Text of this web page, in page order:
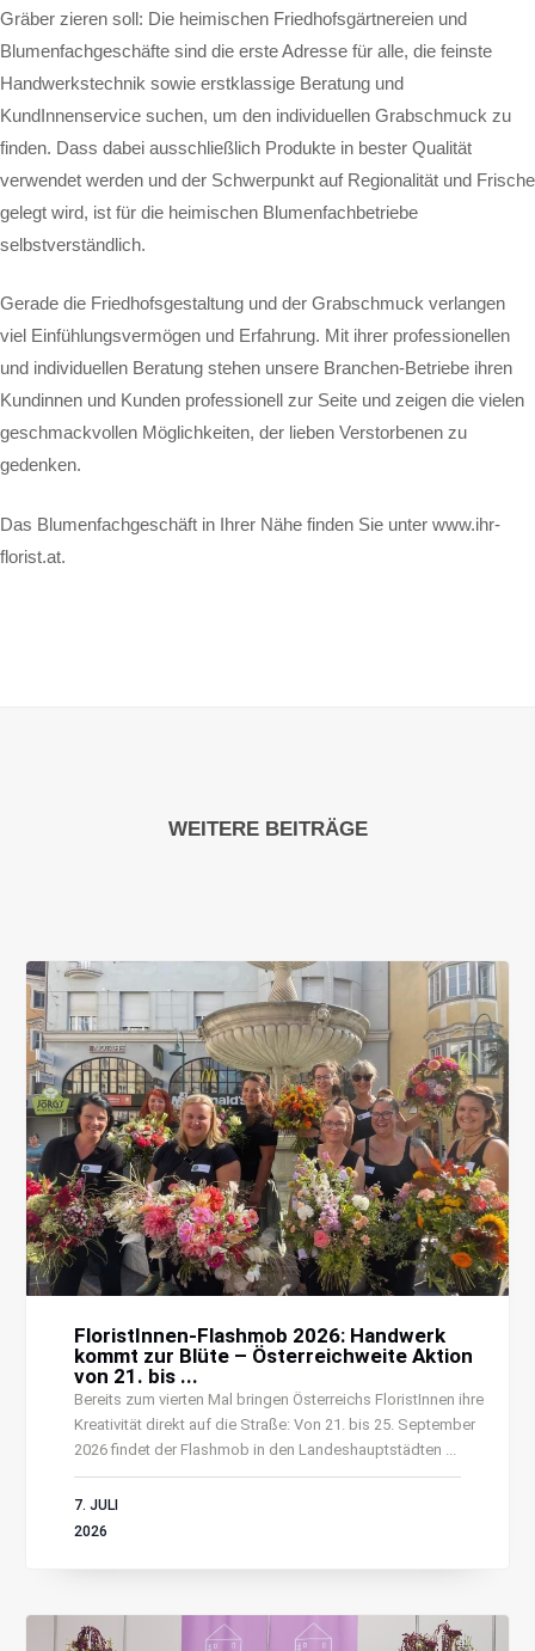
Gräber zieren soll: Die heimischen Friedhofsgärtnereien und
Blumenfachgeschäfte sind die erste Adresse für alle, die feinste
Handwerkstechnik sowie erstklassige Beratung und
KundInnenservice suchen, um den individuellen Grabschmuck zu
finden. Dass dabei ausschließlich Produkte in bester Qualität
verwendet werden und der Schwerpunkt auf Regionalität und Frische
gelegt wird, ist für die heimischen Blumenfachbetriebe
selbstverständlich.
Gerade die Friedhofsgestaltung und der Grabschmuck verlangen
viel Einfühlungsvermögen und Erfahrung. Mit ihrer professionellen
und individuellen Beratung stehen unsere Branchen-Betriebe ihren
Kundinnen und Kunden professionell zur Seite und zeigen die vielen
geschmackvollen Möglichkeiten, der lieben Verstorbenen zu
gedenken.
Das Blumenfachgeschäft in Ihrer Nähe finden Sie unter www.ihr-
florist.at.
WEITERE BEITRÄGE
FloristInnen-Flashmob 2026: Handwerk
kommt zur Blüte – Österreichweite Aktion
von 21. bis ...
Bereits zum vierten Mal bringen Österreichs FloristInnen ihre
Kreativität direkt auf die Straße: Von 21. bis 25. September
2026 findet der Flashmob in den Landeshauptstädten ...
7. JULI
2026